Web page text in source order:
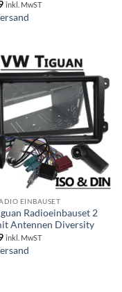
inkl. MwST
EINBAUSET
Radioeinbauset 2
Antennen Diversity
inkl. MwST